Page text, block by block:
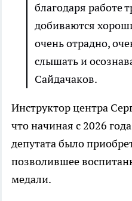
благодаря работе
добиваются
очень отрадно,
слышать и
Сайдачаков.
Инструктор центра
что начиная с 2026
депутата было
позволившее
медали.